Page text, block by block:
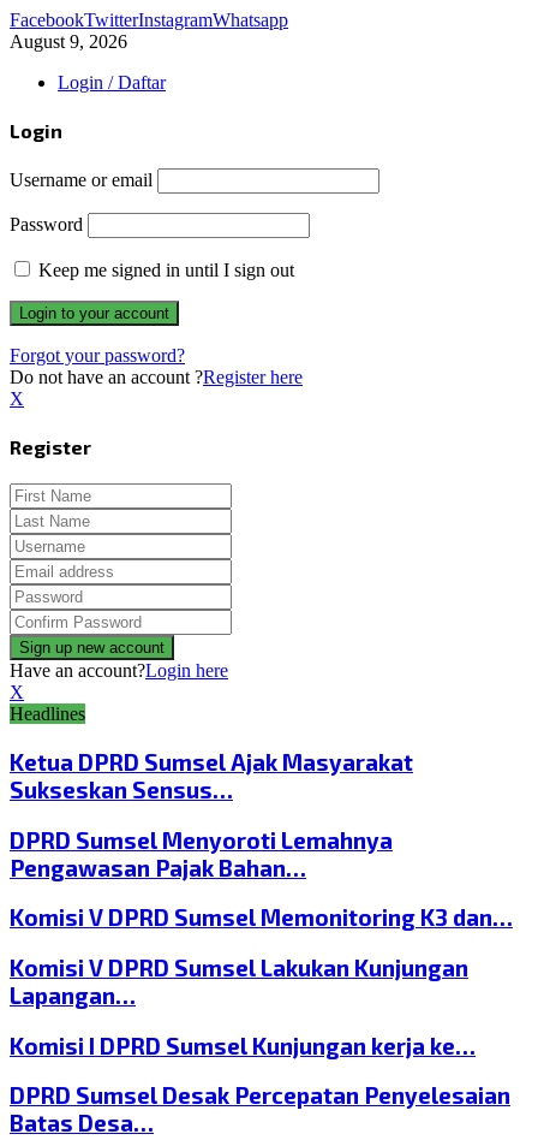
FacebookTwitterInstagramWhatsapp
August 9, 2026
Login / Daftar
Login
Username or email
Password
Keep me signed in until I sign out
Forgot your password?
Do not have an account ?Register here
X
Register
Have an account?Login here
X
Headlines
Ketua DPRD Sumsel Ajak Masyarakat
Sukseskan Sensus…
DPRD Sumsel Menyoroti Lemahnya
Pengawasan Pajak Bahan…
Komisi V DPRD Sumsel Memonitoring K3 dan…
Komisi V DPRD Sumsel Lakukan Kunjungan
Lapangan…
Komisi I DPRD Sumsel Kunjungan kerja ke…
DPRD Sumsel Desak Percepatan Penyelesaian
Batas Desa…